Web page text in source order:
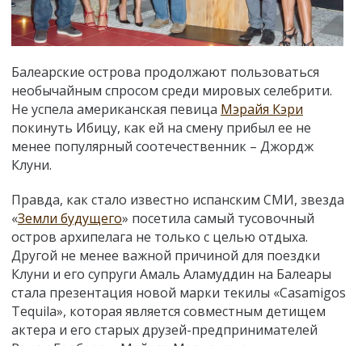
Балеарские острова продолжают пользоваться
необычайным спросом среди мировых селебрити.
Не успела американская певица Мэрайя Кэри
покинуть Ибицу, как ей на смену прибыл ее не
менее популярный соотечественник – Джордж
Клуни.
Правда, как стало известно испанским СМИ, звезда
«Земли будущего» посетила самый тусовочный
остров архипелага не только с целью отдыха.
Другой не менее важной причиной для поездки
Клуни и его супруги Амаль Аламуддин на Балеары
стала презентация новой марки текилы «Casamigos
Tequila», которая является совместным детищем
актера и его старых друзей-предпринимателей